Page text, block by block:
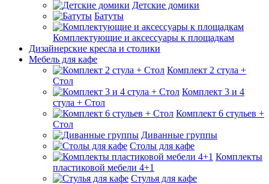
Детские домики
Батуты
Комплектующие и аксессуары к площадкам
Дизайнерские кресла и столики
Мебель для кафе
Комплект 2 стула +
Стол
Комплект 3 и 4
стула + Стол
Комплект 6 стульев +
Стол
Диванные группы
Столы для кафе
Комплекты
пластиковой мебели 4+1
Стулья для кафе